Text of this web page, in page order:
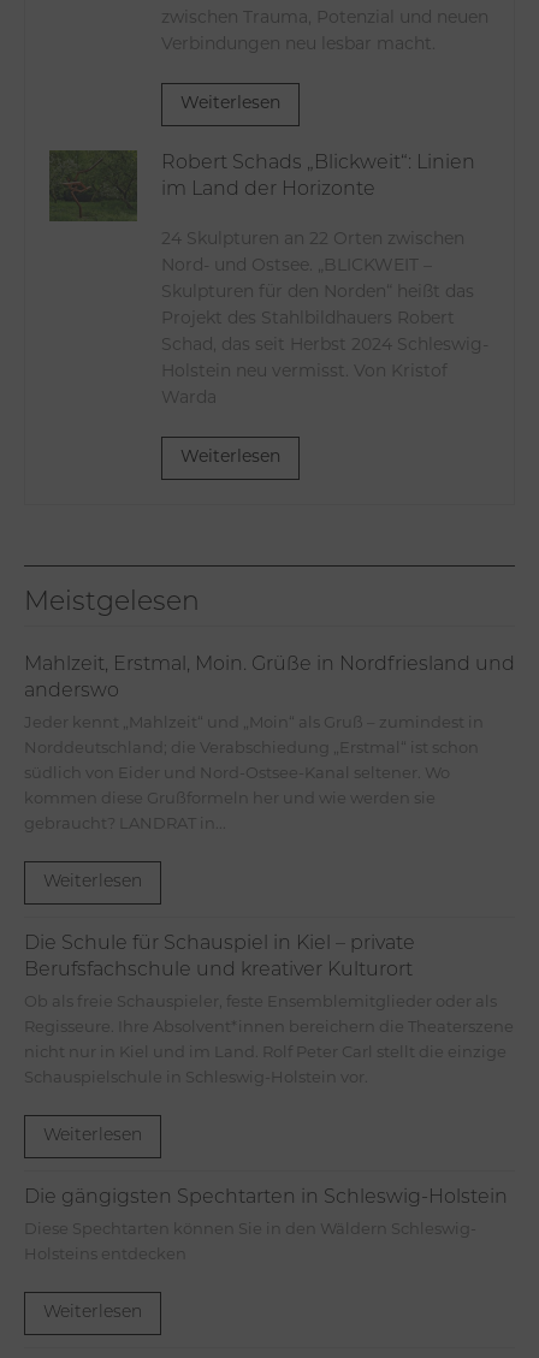
zwischen Trauma, Potenzial und neuen
Verbindungen neu lesbar macht.
Weiterlesen
Robert Schads „Blickweit“: Linien
im Land der Horizonte
24 Skulpturen an 22 Orten zwischen
Nord- und Ostsee. „BLICKWEIT –
Skulpturen für den Norden“ heißt das
Projekt des Stahlbildhauers Robert
Schad, das seit Herbst 2024 Schleswig-
Holstein neu vermisst. Von Kristof
Warda
Weiterlesen
Meistgelesen
Mahlzeit, Erstmal, Moin. Grüße in Nordfriesland und
anderswo
Jeder kennt „Mahlzeit“ und „Moin“ als Gruß – zumindest in
Norddeutschland; die Verabschiedung „Erstmal“ ist schon
südlich von Eider und Nord-Ostsee-Kanal seltener. Wo
kommen diese Grußformeln her und wie werden sie
gebraucht? LANDRAT in...
Weiterlesen
Die Schule für Schauspiel in Kiel – private
Berufsfachschule und kreativer Kulturort
Ob als freie Schauspieler, feste Ensemblemitglieder oder als
Regisseure. Ihre Absolvent*innen bereichern die Theaterszene
nicht nur in Kiel und im Land. Rolf Peter Carl stellt die einzige
Schauspielschule in Schleswig-Holstein vor.
Weiterlesen
Die gängigsten Spechtarten in Schleswig-Holstein
Diese Spechtarten können Sie in den Wäldern Schleswig-
Holsteins entdecken
Weiterlesen